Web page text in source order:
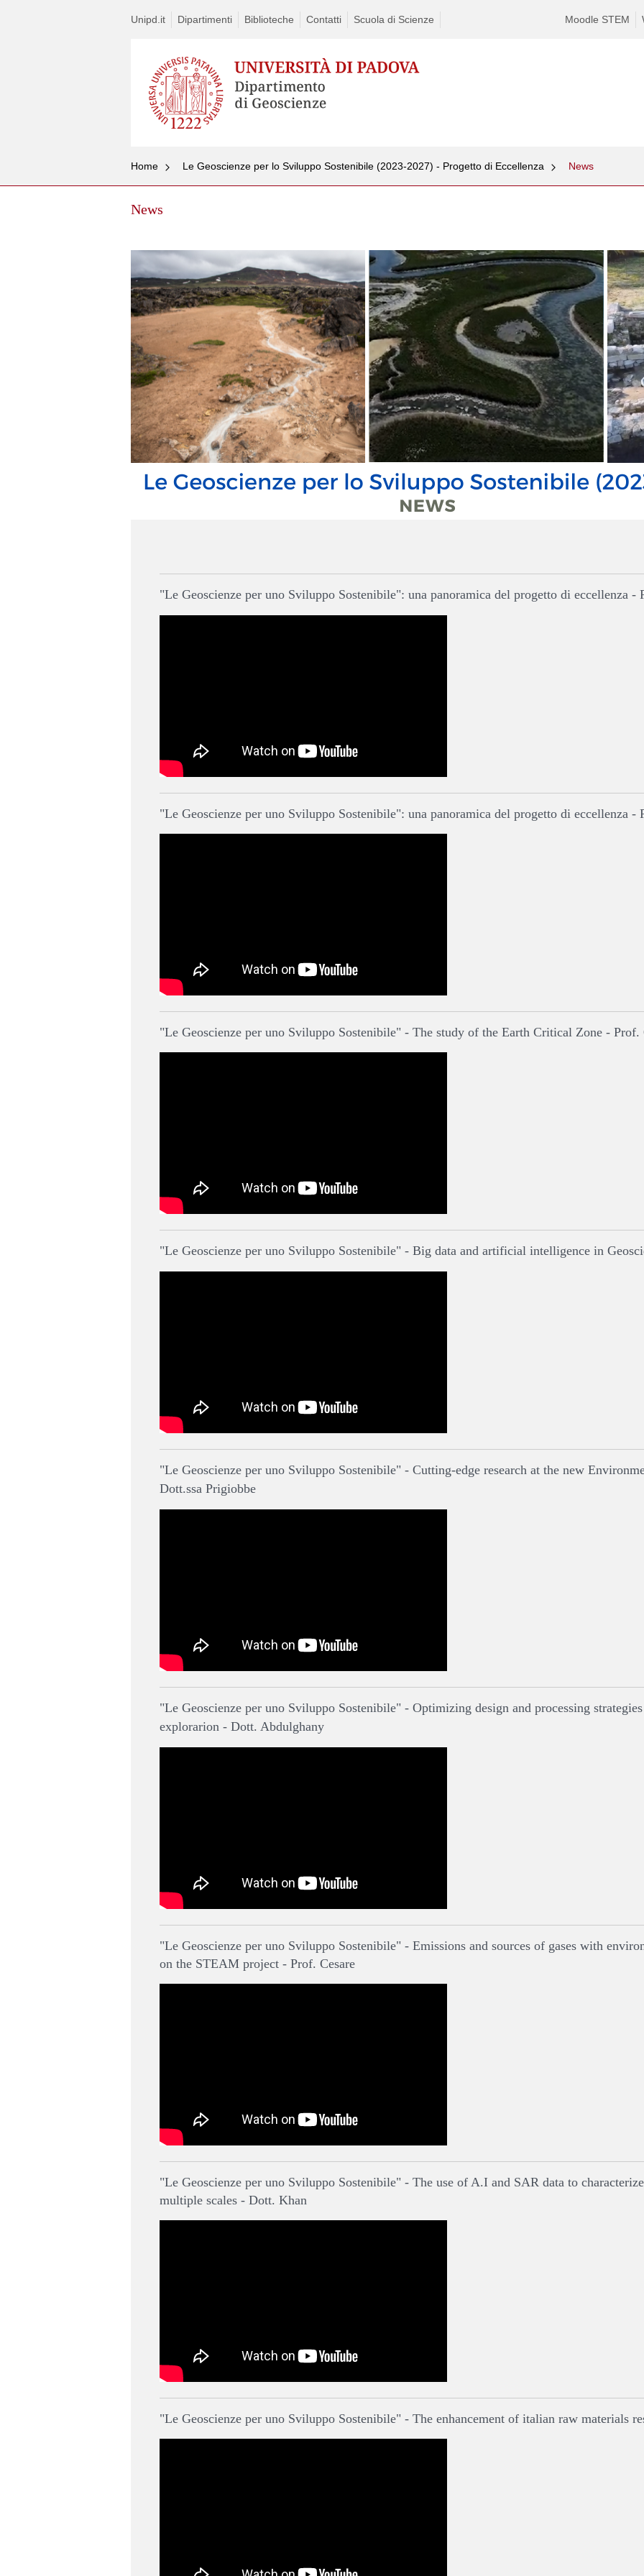
Unipd.it Dipartimenti Biblioteche Contatti Scuola di Scienze Moodle STEM
Home Le Geoscienze per lo Sviluppo Sostenibile (2023-2027) - Progetto di Eccellenza News
News
"Le Geoscienze per uno Sviluppo Sostenibile": una panoramica del progetto di eccellenza -
"Le Geoscienze per uno Sviluppo Sostenibile": una panoramica del progetto di eccellenza -
"Le Geoscienze per uno Sviluppo Sostenibile" - The study of the Earth Critical Zone - Prof.
"Le Geoscienze per uno Sviluppo Sostenibile" - Big data and artificial intelligence in
"Le Geoscienze per uno Sviluppo Sostenibile" - Cutting-edge research at the new
Dott.ssa Prigiobbe
"Le Geoscienze per uno Sviluppo Sostenibile" - Optimizing design and processing
explorarion - Dott. Abdulghany
"Le Geoscienze per uno Sviluppo Sostenibile" - Emissions and sources of gases with
on the STEAM project - Prof. Cesare
"Le Geoscienze per uno Sviluppo Sostenibile" - The use of A.I and SAR data to characterize
multiple scales - Dott. Khan
"Le Geoscienze per uno Sviluppo Sostenibile" - The enhancement of italian raw materials